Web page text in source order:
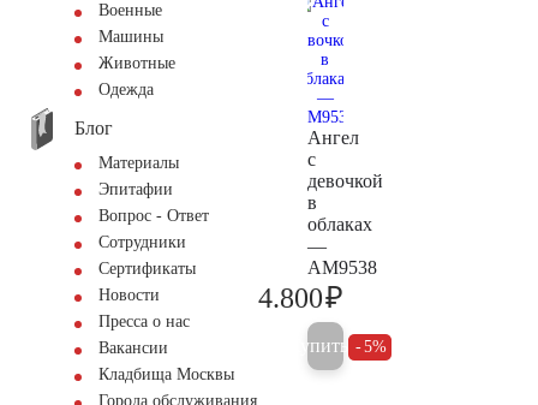
Военные
Машины
Животные
Одежда
Блог
Материалы
Эпитафии
Вопрос - Ответ
Сотрудники
Сертификаты
Новости
Пресса о нас
Вакансии
Кладбища Москвы
Города обслуживания
Ангел
с
девочкой
в
облаках
—
AM9538
4.800₽
Купить 5%